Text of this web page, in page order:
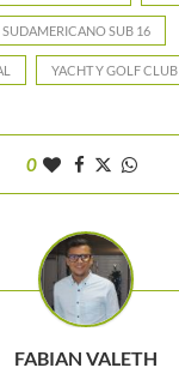
SUDAMERICANO SUB 16
YACHT Y GOLF CLUB
0
FABIAN VALETH